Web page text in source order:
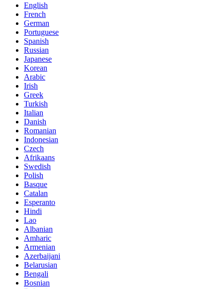
English
French
German
Portuguese
Spanish
Russian
Japanese
Korean
Arabic
Irish
Greek
Turkish
Italian
Danish
Romanian
Indonesian
Czech
Afrikaans
Swedish
Polish
Basque
Catalan
Esperanto
Hindi
Lao
Albanian
Amharic
Armenian
Azerbaijani
Belarusian
Bengali
Bosnian